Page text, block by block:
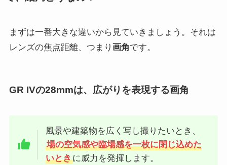
まずは一番大きな違いから見ていきましょう。それは
レンズの焦点距離、つまり 画角です。
GR IVの28mmは、広がりを表現する画角
風景や建築物を広く写し撮りたいとき、
場の空気感や臨場感を一枚に閉じ込めた
いときに威力を発揮します。